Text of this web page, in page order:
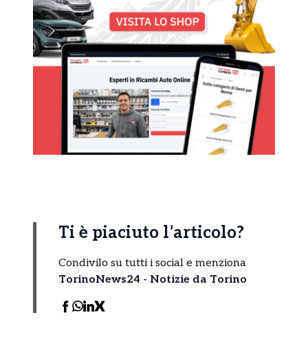
Ti è piaciuto l’articolo?
Condivilo su tutti i social e menziona
TorinoNews24 - Notizie da Torino